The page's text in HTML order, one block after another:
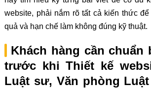
website, phải nắm rõ tất cả kiến thức
quả và hạn chế làm không đúng kỹ thuật.
Khách hàng cần
trước khi Thiết kế
Luật sư, Văn phòng